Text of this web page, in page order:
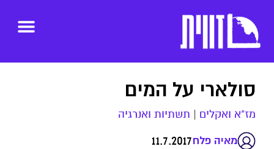
סולארי על המים
מז"א ואקלים | תשתיות ואנרגיה
מאיה פלח11.7.2017